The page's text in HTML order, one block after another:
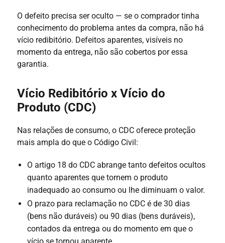
O defeito precisa ser oculto — se o comprador tinha
conhecimento do problema antes da compra, não há
vício redibitório. Defeitos aparentes, visíveis no
momento da entrega, não são cobertos por essa
garantia.
Vício Redibitório x Vício do
Produto (CDC)
Nas relações de consumo, o CDC oferece proteção
mais ampla do que o Código Civil:
O artigo 18 do CDC abrange tanto defeitos ocultos
quanto aparentes que tornem o produto
inadequado ao consumo ou lhe diminuam o valor.
O prazo para reclamação no CDC é de 30 dias
(bens não duráveis) ou 90 dias (bens duráveis),
contados da entrega ou do momento em que o